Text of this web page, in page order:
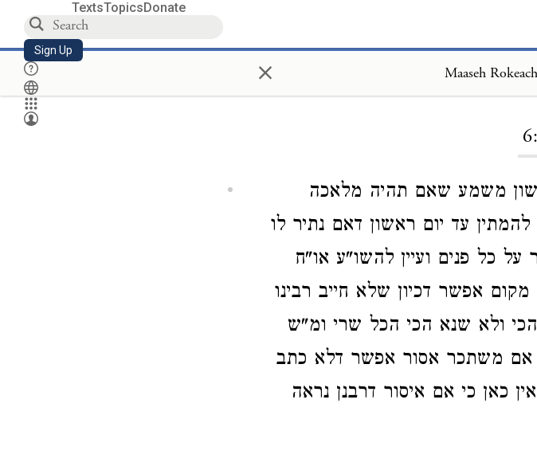
TextsTopicsDonate
Sign Up × Maaseh
משמע שאם תהיה מלאכה
עד יום ראשון דאם נתיר לו
כל פנים ועיין להשו"ע או"ח
אפשר דכיון שלא חייב רבינו
ולא שנא הכי הכל שרי ומ"ש
משתכר אסור אפשר דלא כתב
כאן כי אם איסור דרבנן נראה